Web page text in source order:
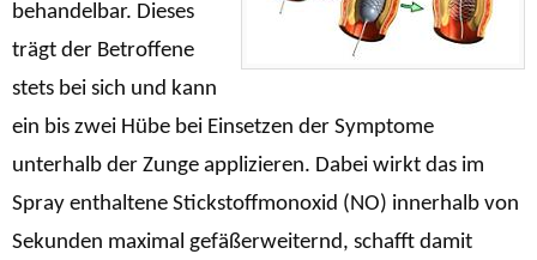
behandelbar. Dieses
trägt der Betroffene
stets bei sich und kann
ein bis zwei Hübe bei Einsetzen der Symptome
unterhalb der Zunge applizieren. Dabei wirkt das im
Spray enthaltene Stickstoffmonoxid (NO) innerhalb von
Sekunden maximal gefäßerweiternd, schafft damit